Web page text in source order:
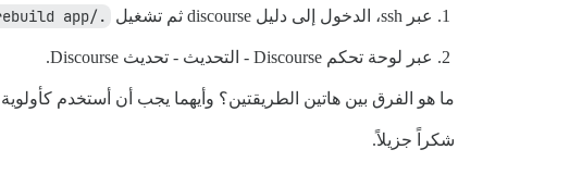
عبر ssh، الدخول إلى دليل discourse ثم تشغيل ./launcher rebuild app
عبر لوحة تحكم Discourse - التحديث - تحديث Discourse.
ما هو الفرق بين هاتين الطريقتين؟ وأيهما يجب أن أستخدم
شكراً جزيلاً.